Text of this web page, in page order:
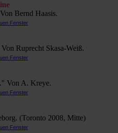
Bernd Haasis.
Fenster
Ruprecht Skasa-Weiß.
Fenster
Von A. Kreye.
Fenster
(Toronto 2008, Mitte)
Fenster